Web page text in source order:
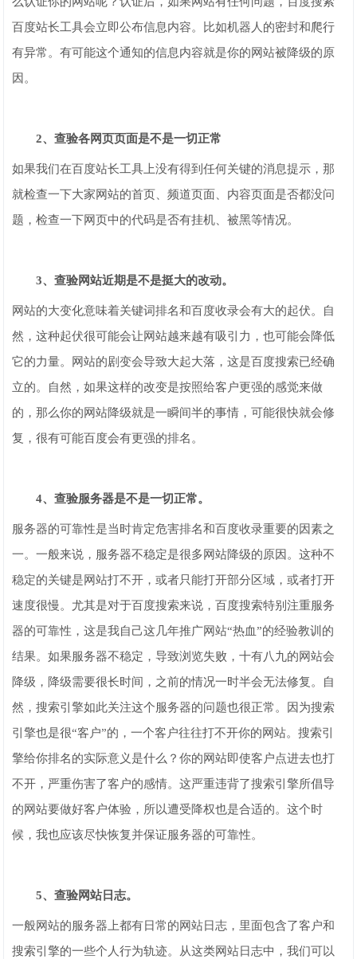
百度站长工具会立即公布信息内容。比如机器人的密封和爬行
有异常。有可能这个通知的信息内容就是你的网站被降级的原
因。
2、查验各网页页面是不是一切正常
如果我们在百度站长工具上没有得到任何关键的消息提示，那
就检查一下大家网站的首页、频道页面、内容页面是否都没问
题，检查一下网页中的代码是否有挂机、被黑等情况。
3、查验网站近期是不是挺大的改动。
网站的大变化意味着关键词排名和百度收录会有大的起伏。自
然，这种起伏很可能会让网站越来越有吸引力，也可能会降低
它的力量。网站的剧变会导致大起大落，这是百度搜索已经确
立的。自然，如果这样的改变是按照给客户更强的感觉来做
的，那么你的网站降级就是一瞬间半的事情，可能很快就会修
复，很有可能百度会有更强的排名。
4、查验服务器是不是一切正常。
服务器的可靠性是当时肯定危害排名和百度收录重要的因素之
一。一般来说，服务器不稳定是很多网站降级的原因。这种不
稳定的关键是网站打不开，或者只能打开部分区域，或者打开
速度很慢。尤其是对于百度搜索来说，百度搜索特别注重服务
器的可靠性，这是我自己这几年推广网站“热血”的经验教训的
结果。如果服务器不稳定，导致浏览失败，十有八九的网站会
降级，降级需要很长时间，之前的情况一时半会无法修复。自
然，搜索引擎如此关注这个服务器的问题也很正常。因为搜索
引擎也是很“客户”的，一个客户往往打不开你的网站。搜索引
擎给你排名的实际意义是什么？你的网站即使客户点进去也打
不开，严重伤害了客户的感情。这严重违背了搜索引擎所倡导
的网站要做好客户体验，所以遭受降权也是合适的。这个时
候，我也应该尽快恢复并保证服务器的可靠性。
5、查验网站日志。
一般网站的服务器上都有日常的网站日志，里面包含了客户和
搜索引擎的一些个人行为轨迹。从这类网站日志中，我们可以